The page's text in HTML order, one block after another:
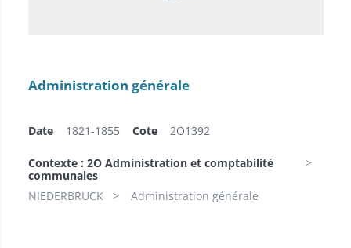
Administration générale
Date 1821-1855 Cote 2O1392
Contexte : 2O Administration et comptabilité
communales
NIEDERBRUCK
Administration générale